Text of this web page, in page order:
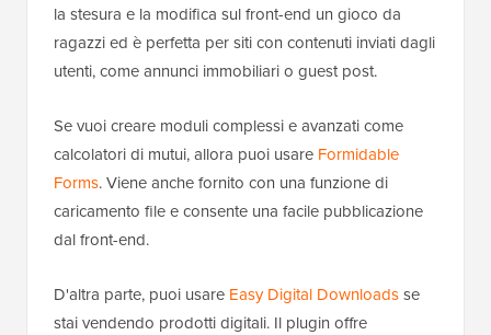
la stesura e la modifica sul front-end un gioco da
ragazzi ed è perfetta per siti con contenuti inviati dagli
utenti, come annunci immobiliari o guest post.
Se vuoi creare moduli complessi e avanzati come
calcolatori di mutui, allora puoi usare Formidable
Forms. Viene anche fornito con una funzione di
caricamento file e consente una facile pubblicazione
dal front-end.
D'altra parte, puoi usare Easy Digital Downloadsse
stai vendendo prodotti digitali. Il plugin offre